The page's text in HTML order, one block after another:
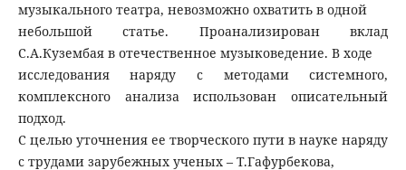
музыкального театра, невозможно охватить в одной
небольшой статье. Проанализирован вклад
С.А.Кузембая в отечественное музыковедение. В ходе
исследования наряду с методами системного,
комплексного анализа использован описательный
подход.
С целью уточнения ее творческого пути в науке наряду
с трудами зарубежных ученых – Т.Гафурбекова,